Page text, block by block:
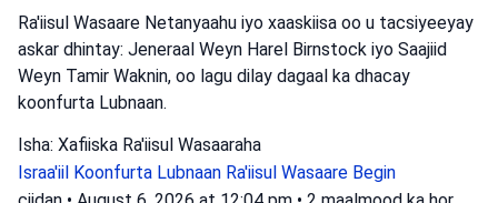
Ra'iisul Wasaare Netanyaahu iyo xaaskiisa oo u tacsiyeeyay
askar dhintay: Jeneraal Weyn Harel Birnstock iyo Saajiid
Weyn Tamir Waknin, oo lagu dilay dagaal ka dhacay
koonfurta Lubnaan.
Isha: Xafiiska Ra'iisul Wasaaraha
Israa'iil Koonfurta Lubnaan Ra'iisul Wasaare Begin